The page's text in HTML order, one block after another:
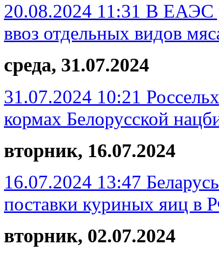
20.08.2024 11:31 В ЕАЭС
ввоз отдельных видов
среда, 31.07.2024
31.07.2024 10:21
кормах Белорусской
вторник, 16.07.2024
16.07.2024 13:47
поставки куриных яиц в
вторник, 02.07.2024